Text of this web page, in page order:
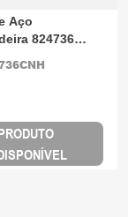
Aço
824736